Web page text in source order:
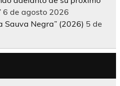
6 de agosto 2026
Sauva Negra” (2026) 5 de